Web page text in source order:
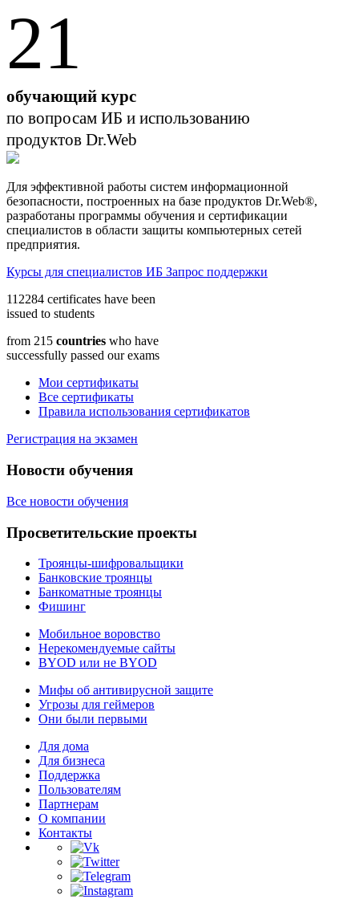
21
обучающий курс
по вопросам ИБ и использованию
продуктов Dr.Web
Для эффективной работы систем информационной
безопасности, построенных на базе продуктов Dr.Web®,
разработаны программы обучения и сертификации
специалистов в области защиты компьютерных сетей
предприятия.
Курсы для специалистов ИБ Запрос поддержки
112284 certificates have been
issued to students
from 215 countries who have
successfully passed our exams
Мои сертификаты
Все сертификаты
Правила использования сертификатов
Регистрация на экзамен
Новости обучения
Все новости обучения
Просветительские проекты
Троянцы-шифровальщики
Банковские троянцы
Банкоматные троянцы
Фишинг
Мобильное воровство
Нерекомендуемые сайты
BYOD или не BYOD
Мифы об антивирусной защите
Угрозы для геймеров
Они были первыми
Для дома
Для бизнеса
Поддержка
Пользователям
Партнерам
О компании
Контакты